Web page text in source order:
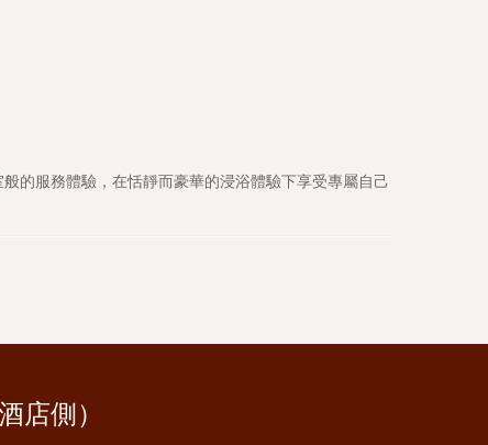
的服務體驗，在恬靜而豪華的浸浴體驗下享受專屬自己
店側）